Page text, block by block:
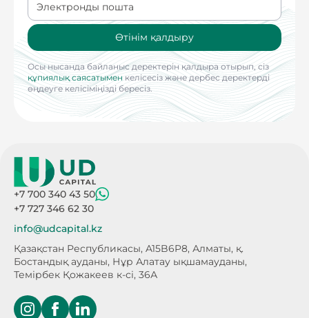
Электронды пошта
Өтінім қалдыру
Осы нысанда байланыс деректерін қалдыра отырып, сіз
құпиялық саясатымен келісесіз және дербес деректерді
өңдеуге келісіміңізді бересіз.
+7 700 340 43 50
+7 727 346 62 30
info@udcapital.kz
Қазақстан Республикасы, A15B6P8, Алматы, қ.
Бостандық ауданы, Нұр Алатау ықшамауданы,
Темірбек Қожакеев к-сі, 36А